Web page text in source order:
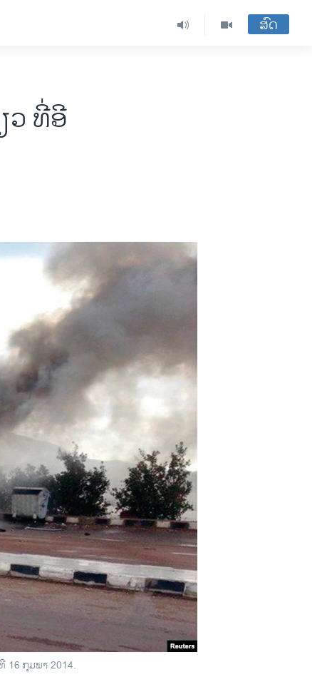
ສົດ
ວ ທີ່ອີ
16 ກຸມພາ 2014.